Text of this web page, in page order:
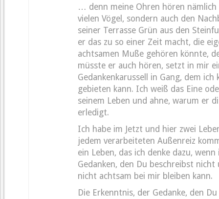
… denn meine Ohren hören
vielen Vögel, sondern auch den
seiner Terrasse Grün aus den
er das zu so einer Zeit macht, die
achtsamen Muße gehören könnte,
müsste er auch hören, setzt in mir
Gedankenkarussell in Gang, dem ich
gebieten kann. Ich weiß das Eine
seinem Leben und ahne, warum er
erledigt.
Ich habe im Jetzt und hier zwei
jedem verarbeiteten Außenreiz
ein Leben, das ich denke dazu,
Gedanken, den Du beschreibst
nicht achtsam bei mir bleiben kann.
Die Erkenntnis, der Gedanke, den